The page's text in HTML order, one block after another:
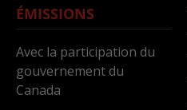
ÉMISSIONS
Avec la participation du
gouvernement du
Canada